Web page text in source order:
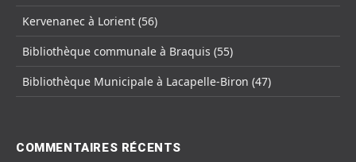
Kervenanec à Lorient (56)
Bibliothèque communale à Braquis (55)
Bibliothèque Municipale à Lacapelle-Biron (47)
COMMENTAIRES RÉCENTS